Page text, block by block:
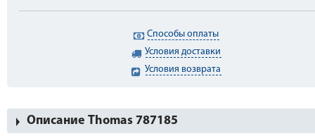
Способы оплаты
Условия доставки
Условия возврата
Описание Thomas 787185